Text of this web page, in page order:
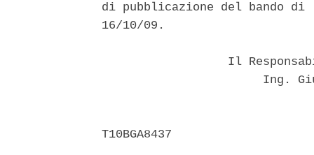
di pubblicazione del bando
16/10/09.
Il
Ing.